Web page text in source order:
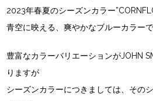
2023年春夏のシーズンカラー
青空に映える、爽やかなブルーカラーで
豊富なカラーバリエーションがJOHN
りますが
シーズンカラーにつきましては、その